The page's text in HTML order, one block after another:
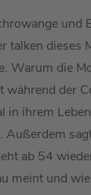
und
talken dieses
Warum die
während der
in ihrem
Außerdem
ab 54
meint und